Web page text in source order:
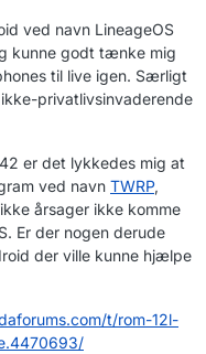
ved navn LineageOS
kunne godt tænke mig
til live igen. Særligt
privatlivsinvaderende
er det lykkedes mig at
ved navn TWRP,
årsager ikke komme
Er der nogen derude
der ville kunne hjælpe
t/rom-12l-